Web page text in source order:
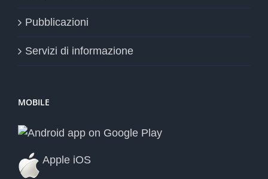
Pubblicazioni
Servizi di informazione
MOBILE
Apple iOS